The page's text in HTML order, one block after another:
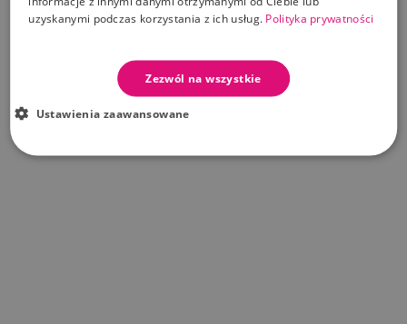
uzyskanymi podczas korzystania z ich usług. Polityka prywatności
Zezwól na wszystkie
Ustawienia zaawansowane